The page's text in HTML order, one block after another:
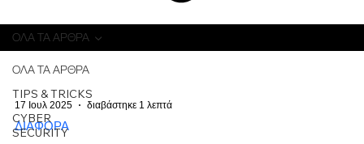
ΟΛΑ ΤΑ ΑΡΘΡΑ
TIPS & TRICKS
CYBER
SECURITY
ΟΛΑ ΤΑ ΑΡΘΡΑ
17 Ιουλ 2025 διαβάστηκε 1 λεπτά
ΔΙΑΦΟΡΑ